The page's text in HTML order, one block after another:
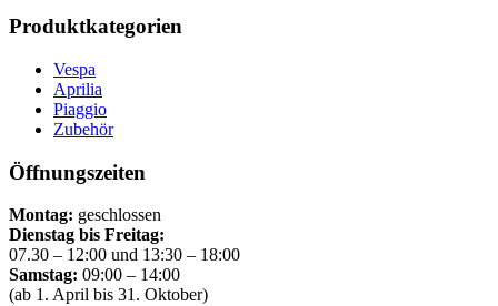
Produktkategorien
Vespa
Aprilia
Piaggio
Zubehör
Öffnungszeiten
Montag: geschlossen
Dienstag bis Freitag:
07.30 – 12:00 und 13:30 – 18:00
Samstag: 09:00 – 14:00
(ab 1. April bis 31. Oktober)